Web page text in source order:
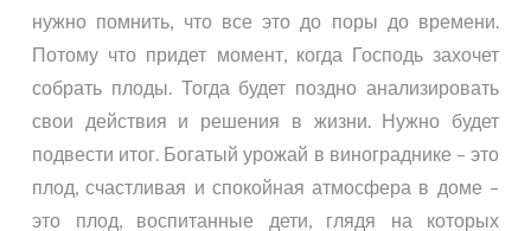
нужно помнить, что все это до поры до времени.
Потому что придет момент, когда Господь захочет
собрать плоды. Тогда будет поздно анализировать
свои действия и решения в жизни. Нужно будет
подвести итог. Богатый урожай в винограднике – это
плод, счастливая и спокойная атмосфера в доме –
это плод, воспитанные дети, глядя на которых